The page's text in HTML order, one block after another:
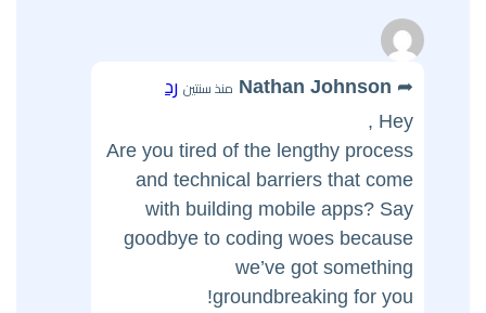
Nathan Johnson منذ سنتين رد
Hey ,
Are you tired of the lengthy process
and technical barriers that come
with building mobile apps? Say
goodbye to coding woes because
we’ve got something
groundbreaking for you!